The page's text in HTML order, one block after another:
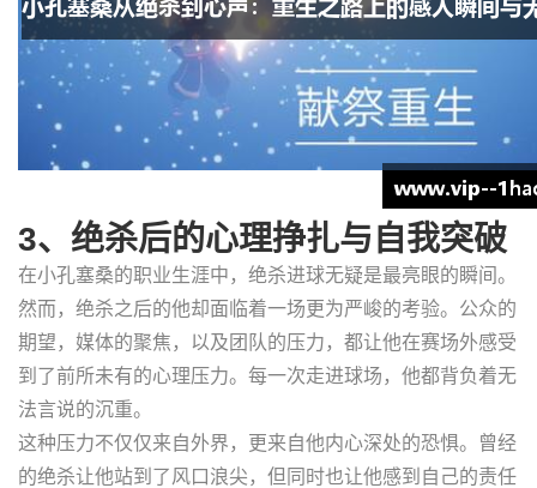
3、绝杀后的心理挣扎与自我突破
在小孔塞桑的职业生涯中，绝杀进球无疑是最亮眼的瞬间。
然而，绝杀之后的他却面临着一场更为严峻的考验。公众的
期望，媒体的聚焦，以及团队的压力，都让他在赛场外感受
到了前所未有的心理压力。每一次走进球场，他都背负着无
法言说的沉重。
这种压力不仅仅来自外界，更来自他内心深处的恐惧。曾经
的绝杀让他站到了风口浪尖，但同时也让他感到自己的责任